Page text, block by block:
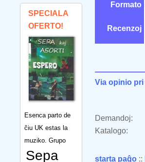
SPECIALA
OFERTO!
Esenca parto de
ĉiu UK estas la
muziko. Grupo
Sepa
Formato
Recenzoj
Via opinio pri
Demandoj:
Katalogo:
starta paĝo ::